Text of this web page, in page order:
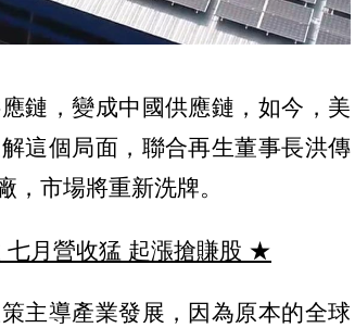
鏈，變成中國供應鏈，如今，美
這個局面，聯合再生董事長洪傳
，市場將重新洗牌。
月營收猛 起漲搶賺股 ★
主導產業發展，因為原本的全球